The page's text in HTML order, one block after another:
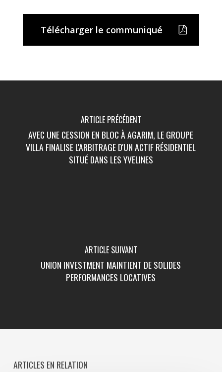
Télécharger le communiqué
ARTICLE PRÉCÉDENT
AVEC UNE CESSION EN BLOC À AGARIM, LE GROUPE
VILLA FINALISE L'ARBITRAGE D'UN ACTIF RÉSIDENTIEL
SITUÉ DANS LES YVELINES
ARTICLE SUIVANT
UNION INVESTMENT MAINTIENT DE SOLIDES
PERFORMANCES LOCATIVES
ARTICLES EN RELATION